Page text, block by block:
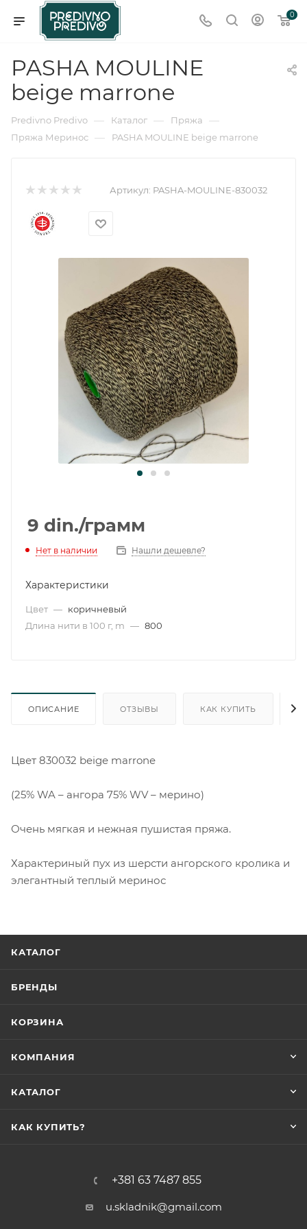
0
PASHA MOULINE
beige marrone
Predivno Predivo — Каталог — Пряжа —
Пряжа Меринос — PASHA MOULINE beige marrone
Артикул: PASHA-MOULINE-830032
9 din./грамм
Нет в наличии Нашли дешевле?
Характеристики
Цвет — коричневый
Длина нити в 100 г, m — 800
ОПИСАНИЕ ОТЗЫВЫ КАК КУПИТЬ
Цвет 830032 beige marrone
(25% WA – ангора 75% WV – мерино)
Очень мягкая и нежная пушистая пряжа.
Характериный пух из шерсти ангорского кролика и
элегантный теплый меринос
КАТАЛОГ
БРЕНДЫ
КОРЗИНА
КОМПАНИЯ
КАТАЛОГ
КАК КУПИТЬ?
+381 63 7487 855
u.skladnik@gmail.com